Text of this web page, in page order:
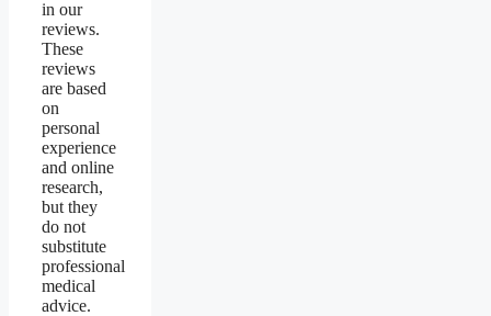
in our
reviews.
These
reviews
are based
on
personal
experience
and online
research,
but they
do not
substitute
professional
medical
advice.